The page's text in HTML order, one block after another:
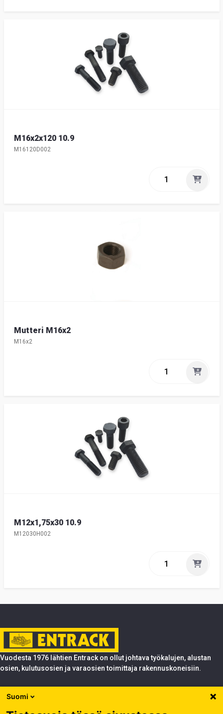
M16x2x120 10.9
M16120D002
Mutteri M16x2
M16x2
M12x1,75x30 10.9
M12030H002
Vuodesta 1976 lähtien Entrack on ollut johtava työkalujen, alustan
osien, kulutusosien ja varaosien toimittaja rakennuskoneisiin.
Tuotteet
Suomi